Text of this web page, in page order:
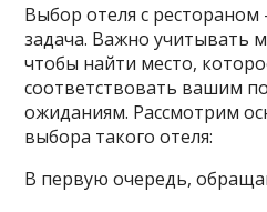
Выбор отеля с рестораном
задача. Важно учитывать
чтобы найти место,
соответствовать вашим
ожиданиям. Рассмотрим
выбора такого отеля:
В первую очередь,